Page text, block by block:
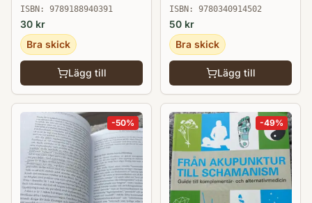
ISBN: 9789188940391
30 kr
Bra skick
Lägg till
ISBN: 9780340914502
50 kr
Bra skick
Lägg till
-50% -49%